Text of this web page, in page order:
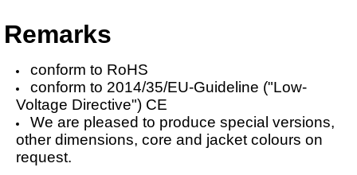
Remarks
conform to RoHS
conform to 2014/35/EU-Guideline ("Low-
Voltage Directive") CE
We are pleased to produce special versions,
other dimensions, core and jacket colours on
request.